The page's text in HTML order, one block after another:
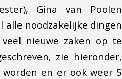
Gina van Poolen
alle noodzakelijke dingen
nieuwe zaken op te
zie hieronder,
en er ook weer 5